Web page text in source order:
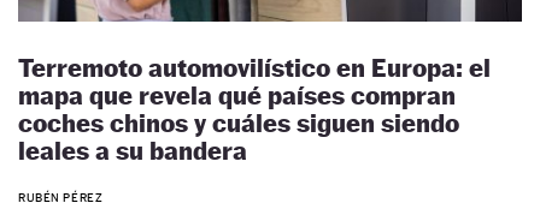
Terremoto automovilístico en Europa: el
mapa que revela qué países compran
coches chinos y cuáles siguen siendo
leales a su bandera
RUBÉN PÉREZ